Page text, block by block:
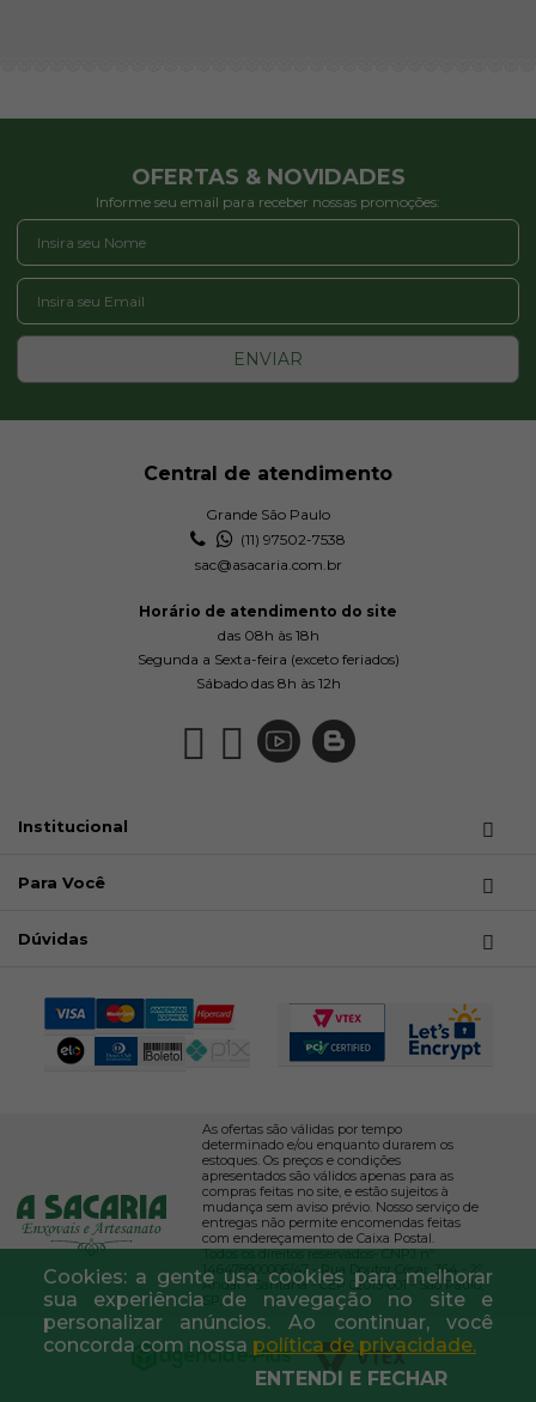
Cookies: a gente usa cookies para melhorar
sua experiência de navegação no site e
personalizar anúncios. Ao continuar, você
concorda com nossa política de privacidade.
ENTENDI E FECHAR
OFERTAS & NOVIDADES
Informe seu email para receber nossas promoções:
ENVIAR
Central de atendimento
Grande São Paulo
(11) 97502-7538
sac@asacaria.com.br
Horário de atendimento do site
das 08h às 18h
Segunda a Sexta-feira (exceto feriados)
Sábado das 8h às 12h
Institucional
Para Você
Dúvidas
As ofertas são válidas por tempo
determinado e/ou enquanto durarem os
estoques. Os preços e condições
apresentados são válidos apenas para as
compras feitas no site, e estão sujeitos à
mudança sem aviso prévio. Nosso serviço de
entregas não permite encomendas feitas
com endereçamento de Caixa Postal.
Todos os direitos reservados- CNPJ nº
146478900006/47 - Rua Doutor César, 364 - 2º
Andar - Santana - CEP 02013-001 - São Paulo,
SP.